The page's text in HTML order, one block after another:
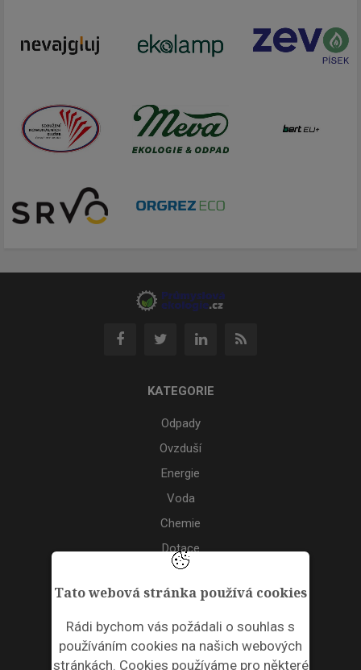
Tato webová stránka používá cookies
Rádi bychom vás požádali o souhlas s
používáním cookies na našich webových
stránkách. Cookies používáme pro některé
KATEGORIE
Odpady
Ovzduší
Energie
Voda
Chemie
Dotace
Akce
ODPADNÍ PLASTY